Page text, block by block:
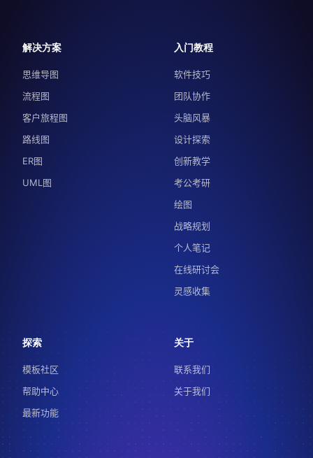
解决方案
思维导图
流程图
客户旅程图
路线图
ER图
UML图
入门教程
软件技巧
团队协作
头脑风暴
设计探索
创新教学
考公考研
绘图
战略规划
个人笔记
在线研讨会
灵感收集
探索
模板社区
帮助中心
最新功能
关于
联系我们
关于我们